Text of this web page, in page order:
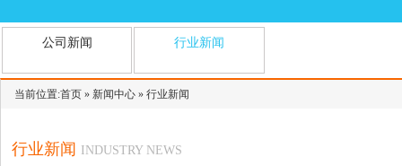
公司新闻 行业新闻
当前位置:首页 » 新闻中心 » 行业新闻
行业新闻 INDUSTRY NEWS